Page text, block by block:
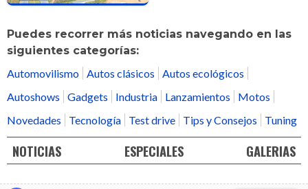
Puedes recorrer más noticias navegando en las
siguientes categorías:
Automovilismo Autos clásicos
Autos ecológicos
Autoshows
Gadgets Industria Lanzamientos
Motos
Novedades
Tecnología Test drive Tips y Consejos Tuning
NOTICIAS ESPECIALES GALERIAS